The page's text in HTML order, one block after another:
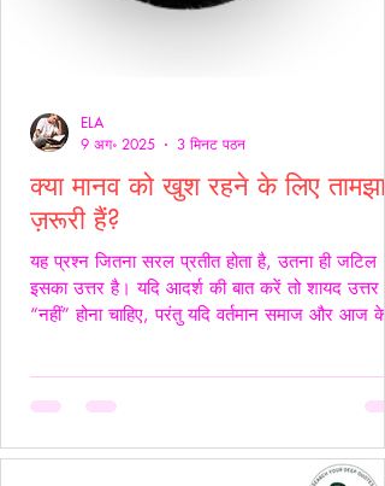
क्या मानव को खुश रहने के लिए तामझाम
ज़रूरी हैं?
यह प्रश्न जितना सरल प्रतीत होता है, उतना ही जटिल
इसका उत्तर है। यदि आदर्श की बात करें तो शायद उत्तर
“नहीं” होना चाहिए, परंतु यदि वर्तमान समाज और आज के
98% समस्याओं का केंद्र बिंदु पैसा बन चुका है। चाहे वह
सम्मान हो, सुरक्षा हो, शिक्षा हो या स्वास्थ्य हर समस्या का
समाधान धन से जोड़कर देखा जाता है। यह स्थिति यूँ ही
ELA
9 अग॰ 2025
3 मिनट पठन